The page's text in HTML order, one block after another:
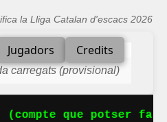
la Lliga Catalan d'escacs 2026
Jugadors Credits
carregats (provisional)
que potser